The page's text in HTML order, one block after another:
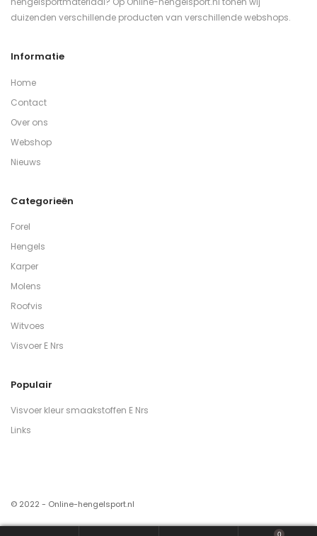
duizenden verschillende producten van verschillende webshops.
Informatie
Home
Contact
Over ons
Webshop
Nieuws
Categorieën
Forel
Hengels
Karper
Molens
Roofvis
Witvoes
Visvoer E Nrs
Populair
Visvoer kleur smaakstoffen E Nrs
Links
© 2022 - Online-hengelsport.nl
0